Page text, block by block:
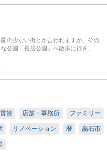
の少ない街とか言われますが、その
公園「長居公園」へ散歩に行き...
賃貸 店舗・事務所 ファミリー
リノベーション 暦 高石市